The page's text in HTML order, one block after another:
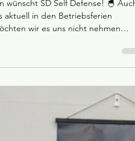
wünscht SD Self Defense! 🐣 Auch
wir es uns nicht nehmen
wie jeden Freitag einen kleinen
Zeit, die für viele nicht nur
auch Besinnung und
Doch was steckt eigentlich
Feiertagen? Karfreitag steht